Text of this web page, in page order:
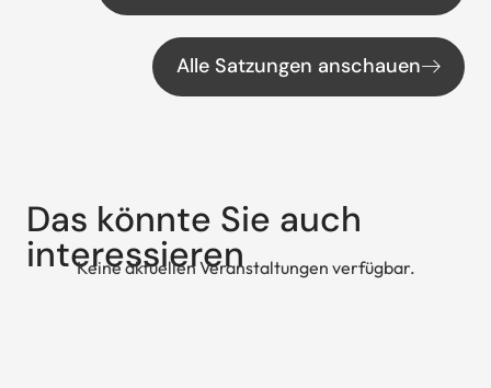
Alle Satzungen anschauen
Das könnte Sie auch
interessieren
Keine aktuellen Veranstaltungen verfügbar.